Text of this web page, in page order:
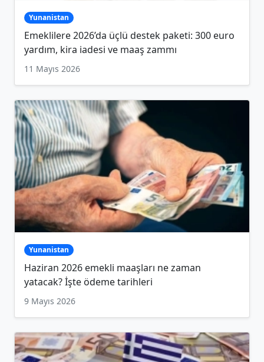
Yunanistan
Emeklilere 2026’da üçlü destek paketi: 300 euro
yardım, kira iadesi ve maaş zammı
11 Mayıs 2026
Yunanistan
Haziran 2026 emekli maaşları ne zaman
yatacak? İşte ödeme tarihleri
9 Mayıs 2026